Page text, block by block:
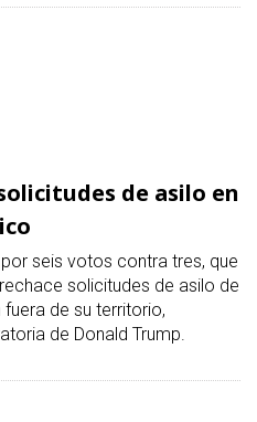
de asilo en
seis votos contra tres, que
solicitudes de asilo de
de su territorio,
de Donald Trump.